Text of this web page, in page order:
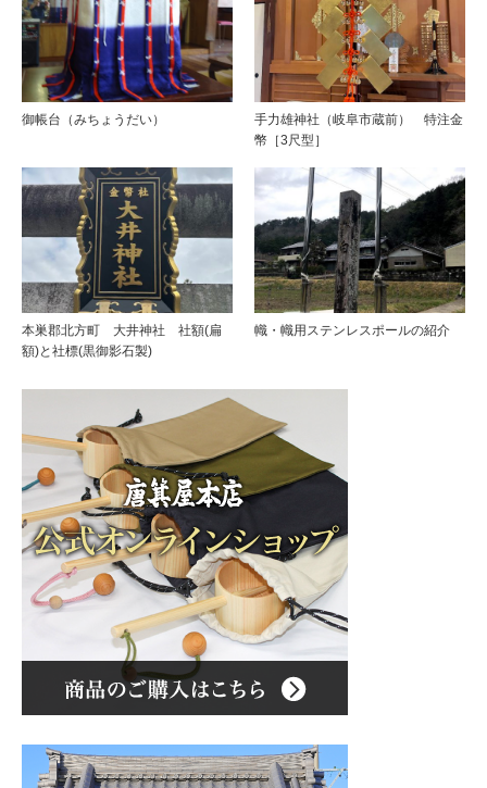
御帳台（みちょうだい）
手力雄神社（岐阜市蔵前） 特注金
幣［3尺型］
本巣郡北方町 大井神社 社額(扁
額)と社標(黒御影石製)
幟・幟用ステンレスポールの紹介